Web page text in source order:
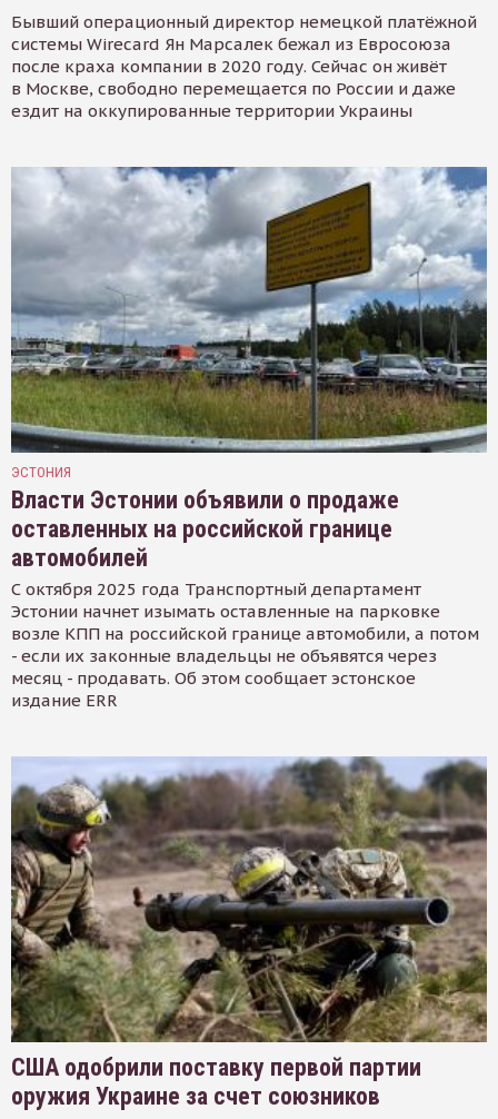
Бывший операционный директор немецкой платёжной
системы Wirecard Ян Марсалек бежал из Евросоюза
после краха компании в 2020 году. Сейчас он живёт
в Москве, свободно перемещается по России и даже
ездит на оккупированные территории Украины
ЭСТОНИЯ
Власти Эстонии объявили о продаже
оставленных на российской границе
автомобилей
С октября 2025 года Транспортный департамент
Эстонии начнет изымать оставленные на парковке
возле КПП на российской границе автомобили, а потом
- если их законные владельцы не объявятся через
месяц - продавать. Об этом сообщает эстонское
издание ERR
США одобрили поставку первой партии
оружия Украине за счет союзников